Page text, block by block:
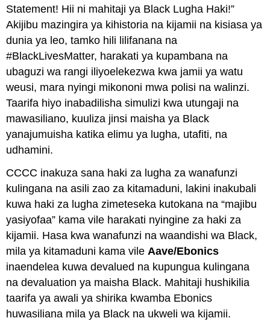
Statement! Hii ni mahitaji ya Black Lugha Haki!”
Akijibu mazingira ya kihistoria na kijamii na kisiasa ya
dunia ya leo, tamko hili lilifanana na
#BlackLivesMatter, harakati ya kupambana na
ubaguzi wa rangi iliyoelekezwa kwa jamii ya watu
weusi, mara nyingi mikononi mwa polisi na walinzi.
Taarifa hiyo inabadilisha simulizi kwa utungaji na
mawasiliano, kuuliza jinsi maisha ya Black
yanajumuisha katika elimu ya lugha, utafiti, na
udhamini.
CCCC inakuza sana haki za lugha za wanafunzi
kulingana na asili zao za kitamaduni, lakini inakubali
kuwa haki za lugha zimeteseka kutokana na “majibu
yasiyofaa” kama vile harakati nyingine za haki za
kijamii. Hasa kwa wanafunzi na waandishi wa Black,
mila ya kitamaduni kama vileAave/Ebonics
inaendelea kuwa devalued na kupungua kulingana
na devaluation ya maisha Black. Mahitaji hushikilia
taarifa ya awali ya shirika kwamba Ebonics
huwasiliana mila ya Black na ukweli wa kijamii.